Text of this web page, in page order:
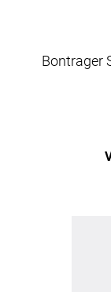
Bontrager